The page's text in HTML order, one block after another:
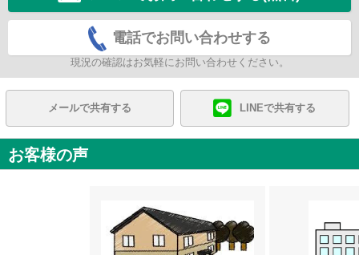
電話でお問い合わせする
現況の確認はお気軽にお問い合わせください。
メールで共有する LINEで共有する
お客様の声